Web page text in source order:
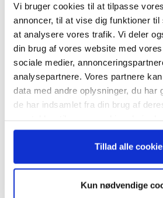
Vi bruger cookies til at tilpasse
annoncer, til at vise dig funktioner
at analysere vores trafik. Vi deler
din brug af vores website med
sociale medier,
analysepartnere. Vores partnere
data med andre oplysninger, du har
de har indsamlet fra din brug af
anvende vores hjemmeside.
Tillad alle
Kun nødvendige
Det er i høj grad også de potentielle
sig selv til ejeren. Køberne kan være i
bliver ikke en handel uden god kemi
Baseret på mødet og efterfølgende
potentielle købere deres endelige bud
igen udarbejder rådgiveren et
Due diligence og forhandlinger
Salget af virksomheden bliver
hensigtserklæringer, som beskriver
– og modtag Ole
“Succes i en dansk
Bestyrelsesguidens ugentlige
Tilmeld